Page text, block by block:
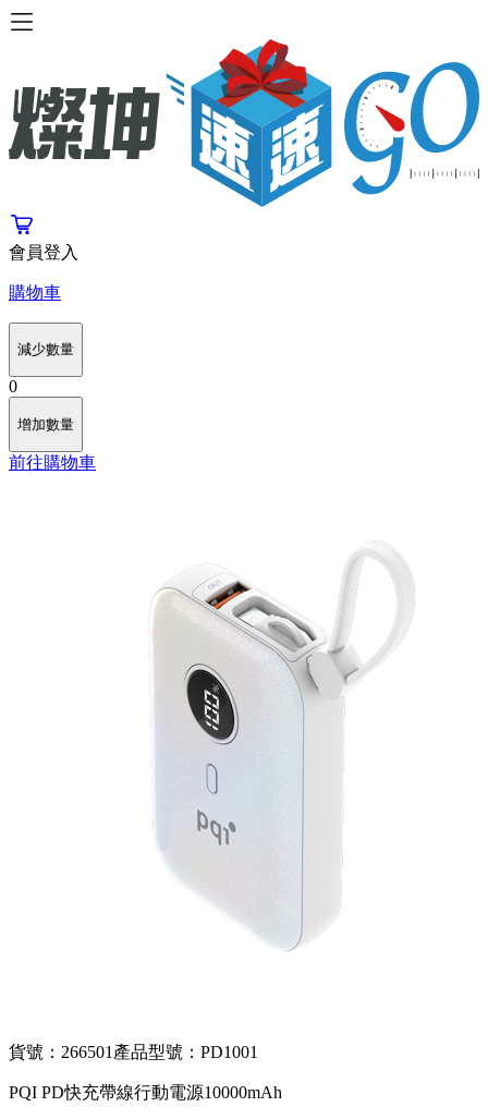
會員登入
購物車
減少數量
0
增加數量
前往購物車
貨號：266501 產品型號：PD1001
PQI PD快充帶線行動電源10000mAh